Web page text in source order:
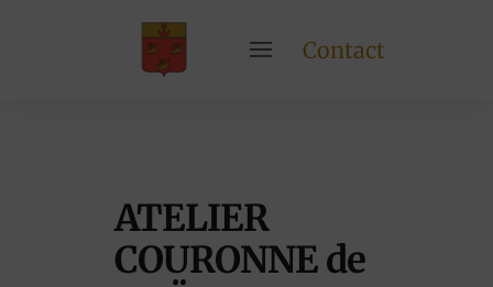
Contact
ATELIER
COURONNE de